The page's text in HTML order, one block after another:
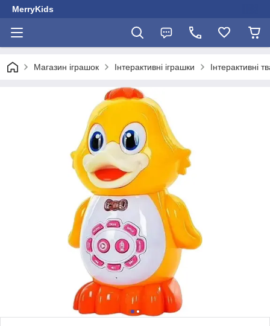
MerryKids
Магазин іграшок Інтерактивні іграшки Інтерактивні